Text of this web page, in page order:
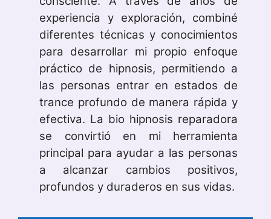
experiencia y exploración, combiné
diferentes técnicas y conocimientos
para desarrollar mi propio enfoque
práctico de hipnosis, permitiendo a
las personas entrar en estados de
trance profundo de manera rápida y
efectiva. La bio hipnosis reparadora
se convirtió en mi herramienta
principal para ayudar a las personas
a alcanzar cambios positivos,
profundos y duraderos en sus vidas.